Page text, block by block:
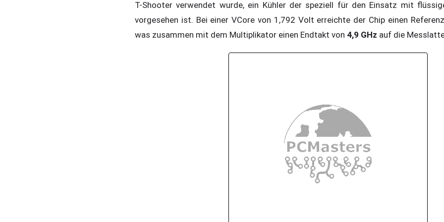
T-Shooter verwendet wurde, ein Kühler der speziell für den Einsatz mit
vorgesehen ist. Bei einer VCore von 1,792 Volt erreichte der Chip einen
was zusammen mit dem Multiplikator einen Endtakt von 4,9 GHz auf die